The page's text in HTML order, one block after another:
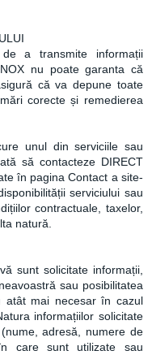
a transmite informații
nu poate garanta că
că va depune toate
corecte și remedierea
unul din serviciile sau
să contacteze DIRECT
în pagina Contact a site-
serviciului sau
contractuale, taxelor,
natură.
sunt solicitate informații,
sau posibilitatea
atât mai necesar în cazul
informațiilor solicitate
adresă, numere de
care sunt utilizate sau